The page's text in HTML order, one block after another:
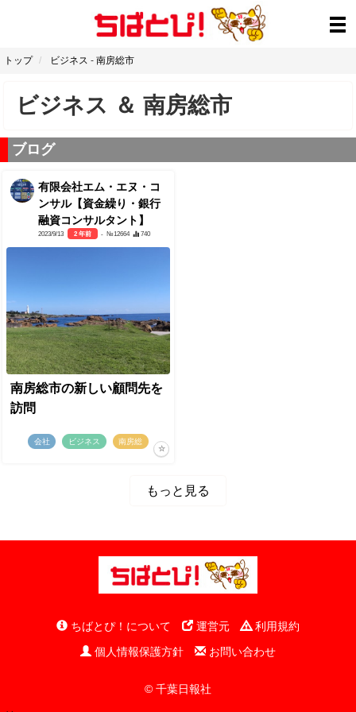
トップ ビジネス - 南房総市
ビジネス ＆ 南房総市
ブログ
有限会社エム・エヌ・コ
ンサル【資金繰り・銀行
融資コンサルタント】
2023/9/13 2 年前 - №12664 740
南房総市の新しい顧問先を
訪問
会社 ビジネス 南房総
もっと見る
ちばとぴ！について 運営元
利用規約
個人情報保護方針
お問い合わせ
© 千葉日報社